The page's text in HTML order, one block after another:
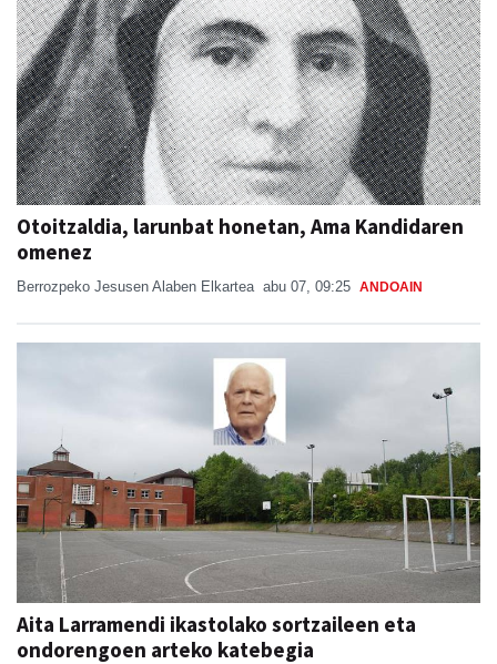
Otoitzaldia, larunbat honetan, Ama Kandidaren
omenez
Berrozpeko Jesusen Alaben Elkartea abu 07, 09:25 ANDOAIN
Aita Larramendi ikastolako sortzaileen eta
ondorengoen arteko katebegia